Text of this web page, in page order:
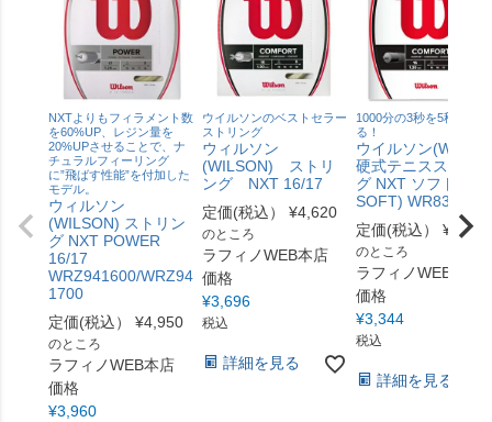
NXTよりもフィラメント数
を60%UP、レジン量を
20%UPさせることで、ナ
チュラルフィーリング
に”飛ばす性能”を付加した
モデル。
ウィルソン
(WILSON) ストリン
グ NXT POWER
16/17
WRZ941600/WRZ94
1700
定価(税込）
¥4,950
のところ
ラフィノWEB本店
価格
¥3,960
ウイルソンのベストセラー
ストリング
ウィルソン
(WILSON) ストリ
ング NXT 16/17
定価(税込）
¥4,620
のところ
ラフィノWEB本店
価格
¥3,696
税込
詳細を見る
1000分の3秒を5秒にす
る！
ウイルソン(Wilson)
硬式テニスストリ
グ NXT ソフト
SOFT)
定価(税込）
¥ 4,180
のところ
ラフィノWEB本店
価格
¥3,344
税込
詳細を見る